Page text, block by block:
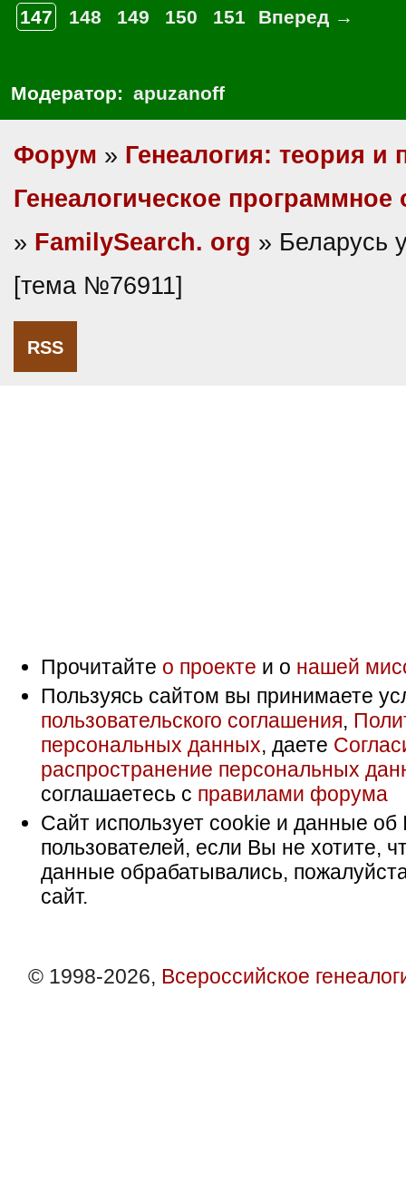
147
148 149 150 151 Вперед →
Модератор: apuzanoff
Форум » Генеалогия: теория и
Генеалогическое программное
» FamilySearch. org » Беларусь
[тема №76911]
RSS
Прочитайте о проекте и о нашей
Пользуясь сайтом вы принимаете
пользовательского соглашения,
персональных данных, даете
распространение персональных
соглашаетесь с правилами форума
Сайт использует cookie и данные об
пользователей, если Вы не хотите,
данные обрабатывались,
сайт.
© 1998-2026, Всероссийское